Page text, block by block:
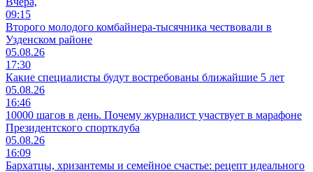
09:15
Второго молодого комбайнера-тысячника чествовали в
Узденском районе
05.08.26
17:30
Какие специалисты будут востребованы ближайшие 5 лет
05.08.26
16:46
10000 шагов в день. Почему журналист участвует в марафоне
Президентского спортклуба
05.08.26
16:09
Бархатцы, хризантемы и семейное счастье: рецепт идеального